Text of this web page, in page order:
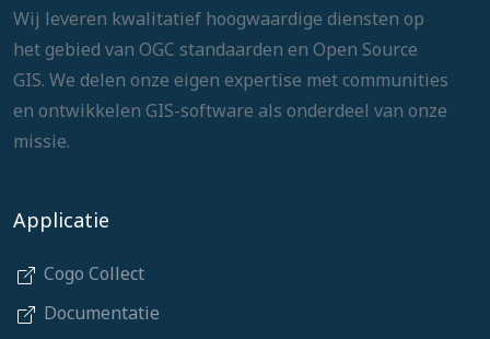
Wij leveren kwalitatief hoogwaardige diensten op
het gebied van OGC standaarden en Open Source
GIS. We delen onze eigen expertise met communities
en ontwikkelen GIS-software als onderdeel van onze
missie.
Applicatie
Cogo Collect
Documentatie